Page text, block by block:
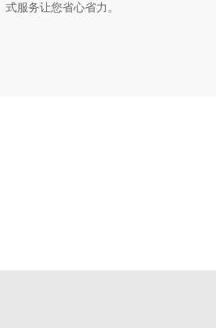
式服务让您省心省力。